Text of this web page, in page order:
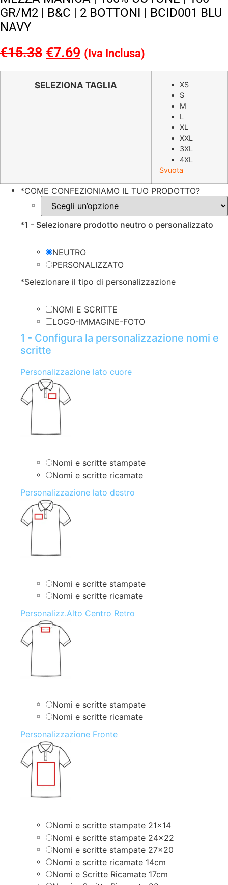
GR/M2 | B&C | 2 BOTTONI | BCID001 BLU
NAVY
€15.38 Il
prezzo
originale
€7.69 Il
prezzo
attuale
(Iva Inclusa)
SELEZIONA TAGLIA
XS
S
M
L
XL
XXL
3XL
4XL
Svuota
*COME CONFEZIONIAMO IL TUO PRODOTTO?
*1 - Selezionare prodotto neutro o personalizzato
NEUTRO
PERSONALIZZATO
*Selezionare il tipo di personalizzazione
NOMI E SCRITTE
LOGO-IMMAGINE-FOTO
1 - Configura la personalizzazione nomi e
scritte
Personalizzazione lato cuore
Nomi e scritte stampate
Nomi e scritte ricamate
Personalizzazione lato destro
Nomi e scritte stampate
Nomi e scritte ricamate
Personalizz.Alto Centro Retro
Nomi e scritte stampate
Nomi e scritte ricamate
Personalizzazione Fronte
Nomi e scritte stampate 21×14
Nomi e scritte stampate 24×22
Nomi e scritte stampate 27×20
Nomi e scritte ricamate 14cm
Nomi e Scritte Ricamate 17cm